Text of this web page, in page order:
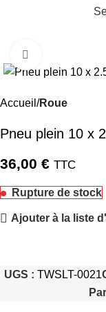
Accueil Roue
Pneu plein 10 x
36,00 € TTC
Rupture de stock
Ajouter à la liste
UGS : TWSLT-0021